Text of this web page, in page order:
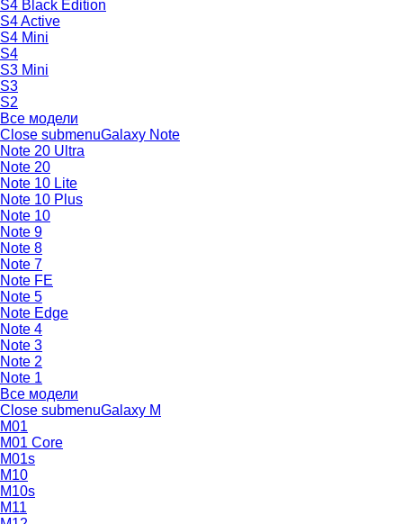
S4 Black Edition
S4 Active
S4 Mini
S4
S3 Mini
S3
S2
Все модели
Close submenuGalaxy Note
Note 20 Ultra
Note 20
Note 10 Lite
Note 10 Plus
Note 10
Note 9
Note 8
Note 7
Note FE
Note 5
Note Edge
Note 4
Note 3
Note 2
Note 1
Все модели
Close submenuGalaxy M
M01
M01 Core
M01s
M10
M10s
M11